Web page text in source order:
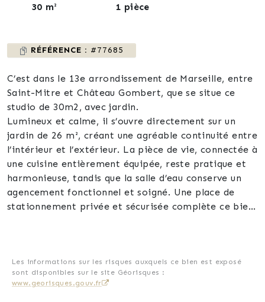
30 m² 1 pièce
RÉFÉRENCE : #77685
C’est dans le 13e arrondissement de Marseille, entre
Saint-Mitre et Château Gombert, que se situe ce
studio de 30m2, avec jardin.
Lumineux et calme, il s’ouvre directement sur un
jardin de 26 m², créant une agréable continuité entre
l’intérieur et l’extérieur. La pièce de vie, connectée à
une cuisine entièrement équipée, reste pratique et
harmonieuse, tandis que la salle d’eau conserve un
agencement fonctionnel et soigné. Une place de
stationnement privée et sécurisée complète ce bien
particulièrement attractif pour les investisseurs à la
recherche d’un placement sûr et performant.
Les informations sur les risques auxquels ce bien est exposé
sont disponibles sur le site Géorisques :
www.georisques.gouv.fr